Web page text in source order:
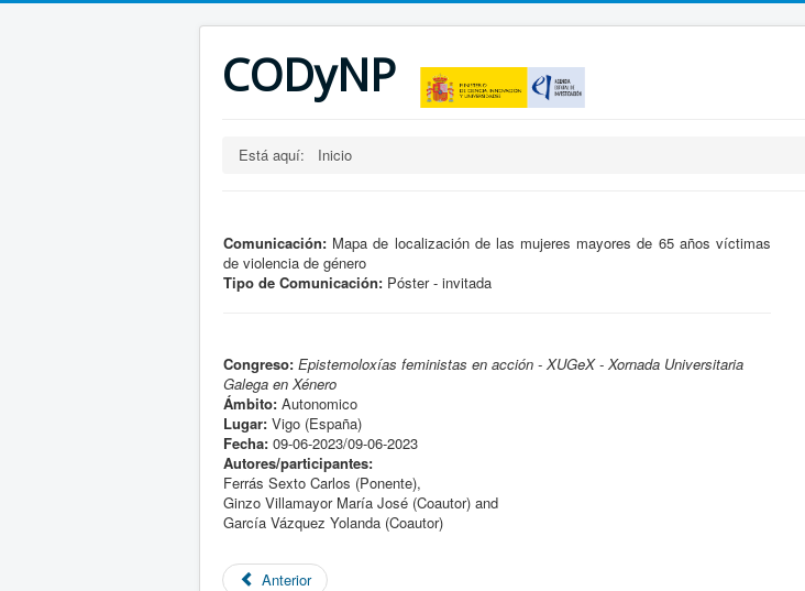
CODyNP
Está aquí: Inicio
Comunicación: Mapa de localización de las mujeres mayores de 65 años víctimas
de violencia de género
Tipo de Comunicación: Póster - invitada
Congreso: Epistemoloxías feministas en acción - XUGeX - Xornada Universitaria
Galega en Xénero
Ámbito: Autonomico
Lugar: Vigo (España)
Fecha: 09-06-2023/09-06-2023
Autores/participantes:
Ferrás Sexto Carlos (Ponente),
Ginzo Villamayor María José (Coautor) and
García Vázquez Yolanda (Coautor)
Anterior